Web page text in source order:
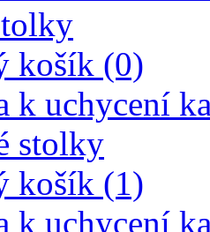
košík (0)
k uchycení
stolky
košík (1)
k uchycení